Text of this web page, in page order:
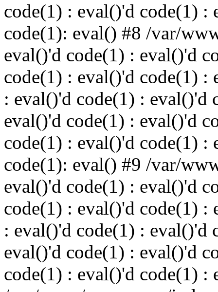
code(1) : eval()'d code(1) :
code(1): eval() #8 /var/
eval()'d code(1) : eval()'d
code(1) : eval()'d code(1) :
: eval()'d code(1) : eval()'d
eval()'d code(1) : eval()'d
code(1) : eval()'d code(1) :
code(1): eval() #9 /var/
eval()'d code(1) : eval()'d
code(1) : eval()'d code(1) :
: eval()'d code(1) : eval()'d
eval()'d code(1) : eval()'d
code(1) : eval()'d code(1) :